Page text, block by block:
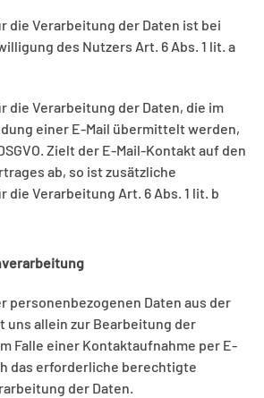
die Verarbeitung der Daten ist bei
des Nutzers Art. 6 Abs. 1 lit. a
die Verarbeitung der Daten, die im
einer E-Mail übermittelt werden,
Zielt der E-Mail-Kontakt auf den
ab, so ist zusätzliche
die Verarbeitung Art. 6 Abs. 1 lit. b
personenbezogenen Daten aus der
uns allein zur Bearbeitung der
Falle einer Kontaktaufnahme per E-
das erforderliche berechtigte
der Daten.